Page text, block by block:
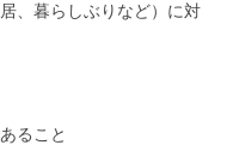
、暮らしぶりなど）に対
ること